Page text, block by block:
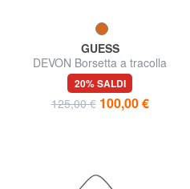
GUESS
DEVON Borsetta a tracolla
20% SALDI
125,00 € 100,00 €